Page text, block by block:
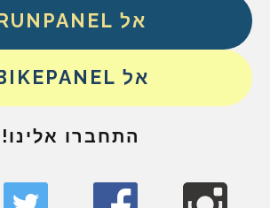
אל RUNPANEL
אל BIKEPANEL
התחברו אלינו!